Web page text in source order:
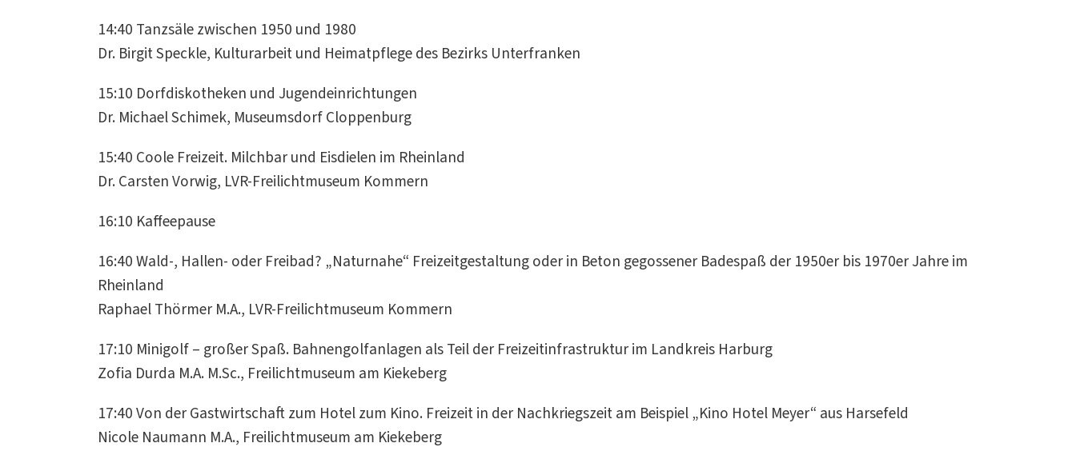
14:40 Tanzsäle zwischen 1950 und 1980
Dr. Birgit Speckle, Kulturarbeit und Heimatpflege des Bezirks Unterfranken
15:10 Dorfdiskotheken und Jugendeinrichtungen
Dr. Michael Schimek, Museumsdorf Cloppenburg
15:40 Coole Freizeit. Milchbar und Eisdielen im Rheinland
Dr. Carsten Vorwig, LVR-Freilichtmuseum Kommern
16:10 Kaffeepause
16:40 Wald-, Hallen- oder Freibad? „Naturnahe“ Freizeitgestaltung oder in Beton gegossener Badespaß der 1950er bis 1970er Jahre im
Rheinland
Raphael Thörmer M.A., LVR-Freilichtmuseum Kommern
17:10 Minigolf – großer Spaß. Bahnengolfanlagen als Teil der Freizeitinfrastruktur im Landkreis Harburg
Zofia Durda M.A. M.Sc., Freilichtmuseum am Kiekeberg
17:40 Von der Gastwirtschaft zum Hotel zum Kino. Freizeit in der Nachkriegszeit am Beispiel „Kino Hotel Meyer“ aus Harsefeld
Nicole Naumann M.A., Freilichtmuseum am Kiekeberg